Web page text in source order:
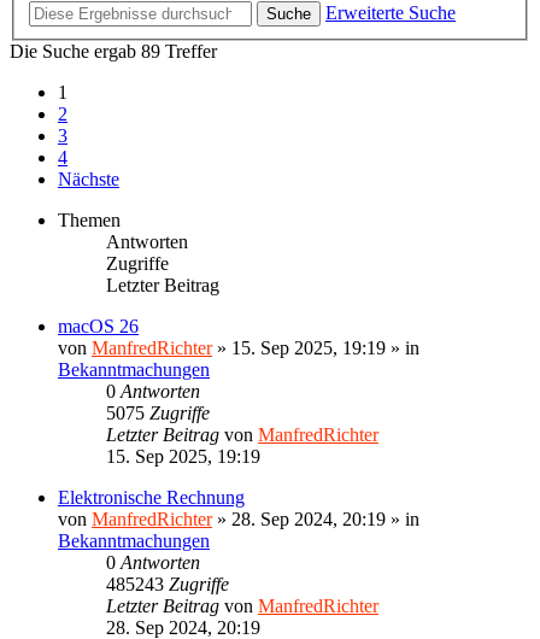
Suche
Erweiterte Suche
Die Suche ergab 89 Treffer
1
2
3
4
Nächste
Themen
Antworten
Zugriffe
Letzter Beitrag
macOS 26
von ManfredRichter» 15. Sep 2025, 19:19 » in
Bekanntmachungen
0 Antworten
5075 Zugriffe
Letzter Beitrag von ManfredRichter
15. Sep 2025, 19:19
Elektronische Rechnung
von ManfredRichter» 28. Sep 2024, 20:19 » in
Bekanntmachungen
0 Antworten
485243 Zugriffe
Letzter Beitrag von ManfredRichter
28. Sep 2024, 20:19